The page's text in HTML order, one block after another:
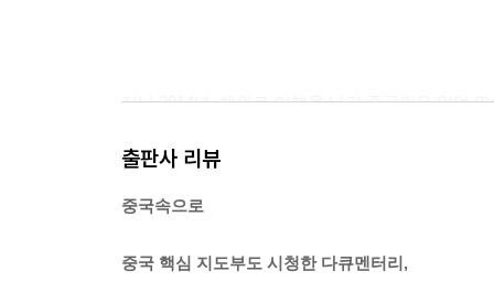
지난 2014년, 해외로 여행을 나간 중국인은 일억
듯 중국 내 대학의 여행 관련 학과도 큰 인기를 끌
정책을 세우고 15년 동안 수입품에 높은 관세를
외여행에서 쇼핑에 몰리는 이유도 가격 때문이다.
출판사 리뷰
중국속으로
중국 핵심 지도부도 시청한 다큐멘터리,